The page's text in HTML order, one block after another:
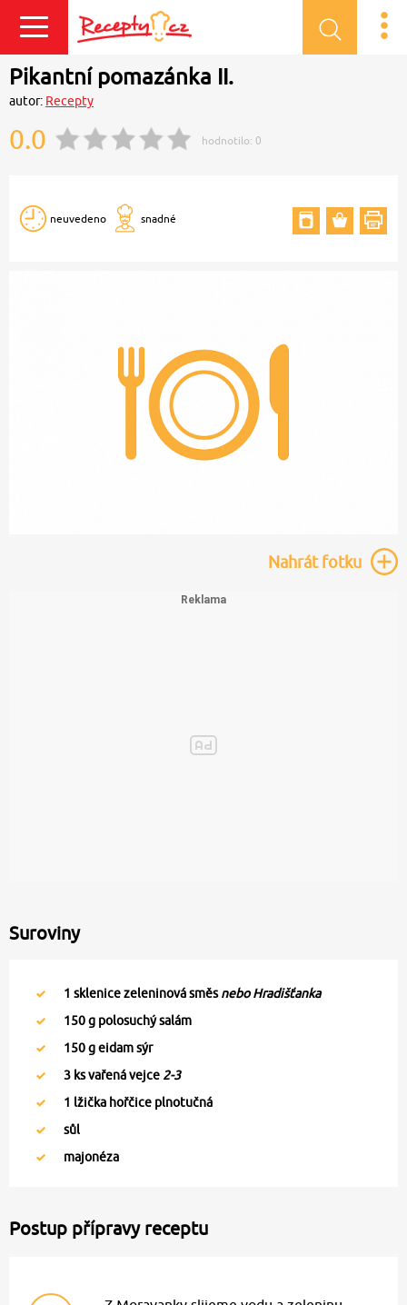
Přihlásit se
Pikantní pomazánka II.
autor: Recepty
0.0 hodnotilo: 0
neuvedeno snadné
Nahrátfotku
Suroviny
1 sklenice zeleninová směsnebo Hradišťanka
150g polosuchý salám
150g eidam sýr
3 ks vařená vejce 2-3
1 lžička hořčice plnotučná
sůl
majonéza
Postup přípravy receptu